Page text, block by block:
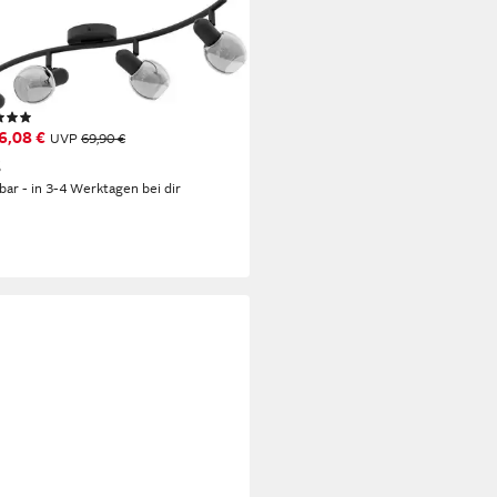
POLLICA, ohne
Leuchtmittel
Deckenlampe
€ UVP69,90 €
- in 3-4 Werktagen bei dir